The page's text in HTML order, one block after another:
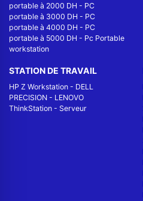
portable à 2000 DH - PC
portable à 3000 DH - PC
portable à 4000 DH - PC
portable à 5000 DH - Pc Portable
workstation
STATION DE TRAVAIL
HP Z Workstation - DELL
PRECISION - LENOVO
ThinkStation - Serveur